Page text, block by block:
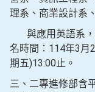
理系、商業設計系
與應用英語系，
名時間：114年3月
期五)13:00止。
三、二專進修部含